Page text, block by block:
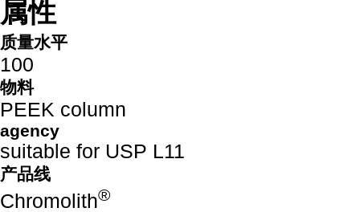
属性
质量水平
100
物料
PEEK column
agency
suitable for USP L11
产品线
Chromolith®